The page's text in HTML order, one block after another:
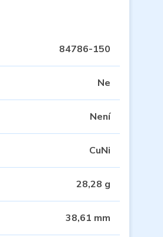
84786-150
Ne
Není
CuNi
28,28 g
38,61 mm